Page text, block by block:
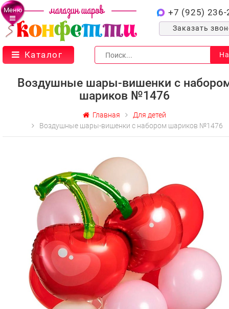
Меню +7 (925) 236-
Заказать
Каталог
Воздушные шары-вишенки с
шариков №1476
Главная
Для детей
Воздушные шары-вишенки с набором шариков №1476